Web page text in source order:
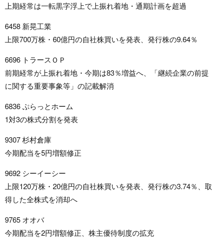
上期経常は一転黒字浮上で上振れ着地・通期計画を超過
6458 新晃工業
上限700万株・60億円の自社株買いを発表、発行株の9.64％
6696 トラースＯＰ
前期経常が上振れ着地・今期は83％増益へ、「継続企業の前提
に関する重要事象等」の記載解消
6836 ぷらっとホーム
1対3の株式分割を発表
9307 杉村倉庫
今期配当を5円増額修正
9692 シーイーシー
上限120万株・20億円の自社株買いを発表、発行株の3.74％、取
得した全株式を消却へ
9765 オオバ
今期配当を2円増額修正、株主優待制度の拡充